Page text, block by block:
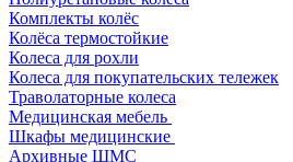
Комплекты колёс
Колёса термостойкие
Колеса для рохли
Колеса для покупательских тележек
Траволаторные колеса
Медицинская мебель
Шкафы медицинские
Архивные ШМС